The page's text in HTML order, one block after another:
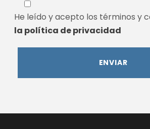
He leído y acepto los términos y
la política de privacidad